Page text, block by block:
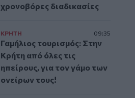
χρονοβόρες διαδικασίες
ΚΡΗΤΗ 09:35
Γαμήλιος τουρισμός: Στην
Κρήτη από όλες τις
ηπείρους, για τον γάμο των
ονείρων τους!